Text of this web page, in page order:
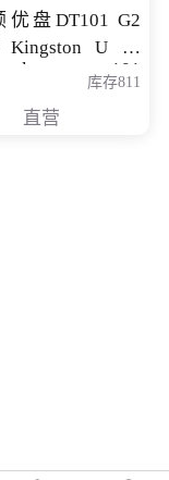
盘DT101 G2
U 盘
101
库存811
直营